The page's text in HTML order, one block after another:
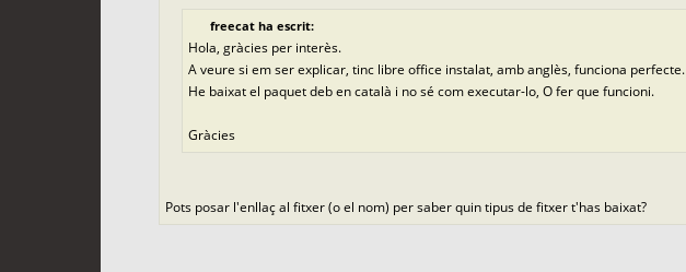
freecat ha escrit:
Hola, gràcies per interès.
A veure si em ser explicar, tinc libre office instalat, amb anglès, funciona perfecte.
He baixat el paquet deb en català i no sé com executar-lo, O fer que funcioni.
Gràcies
Pots posar l'enllaç al fitxer (o el nom) per saber quin tipus de fitxer t'has baixat?